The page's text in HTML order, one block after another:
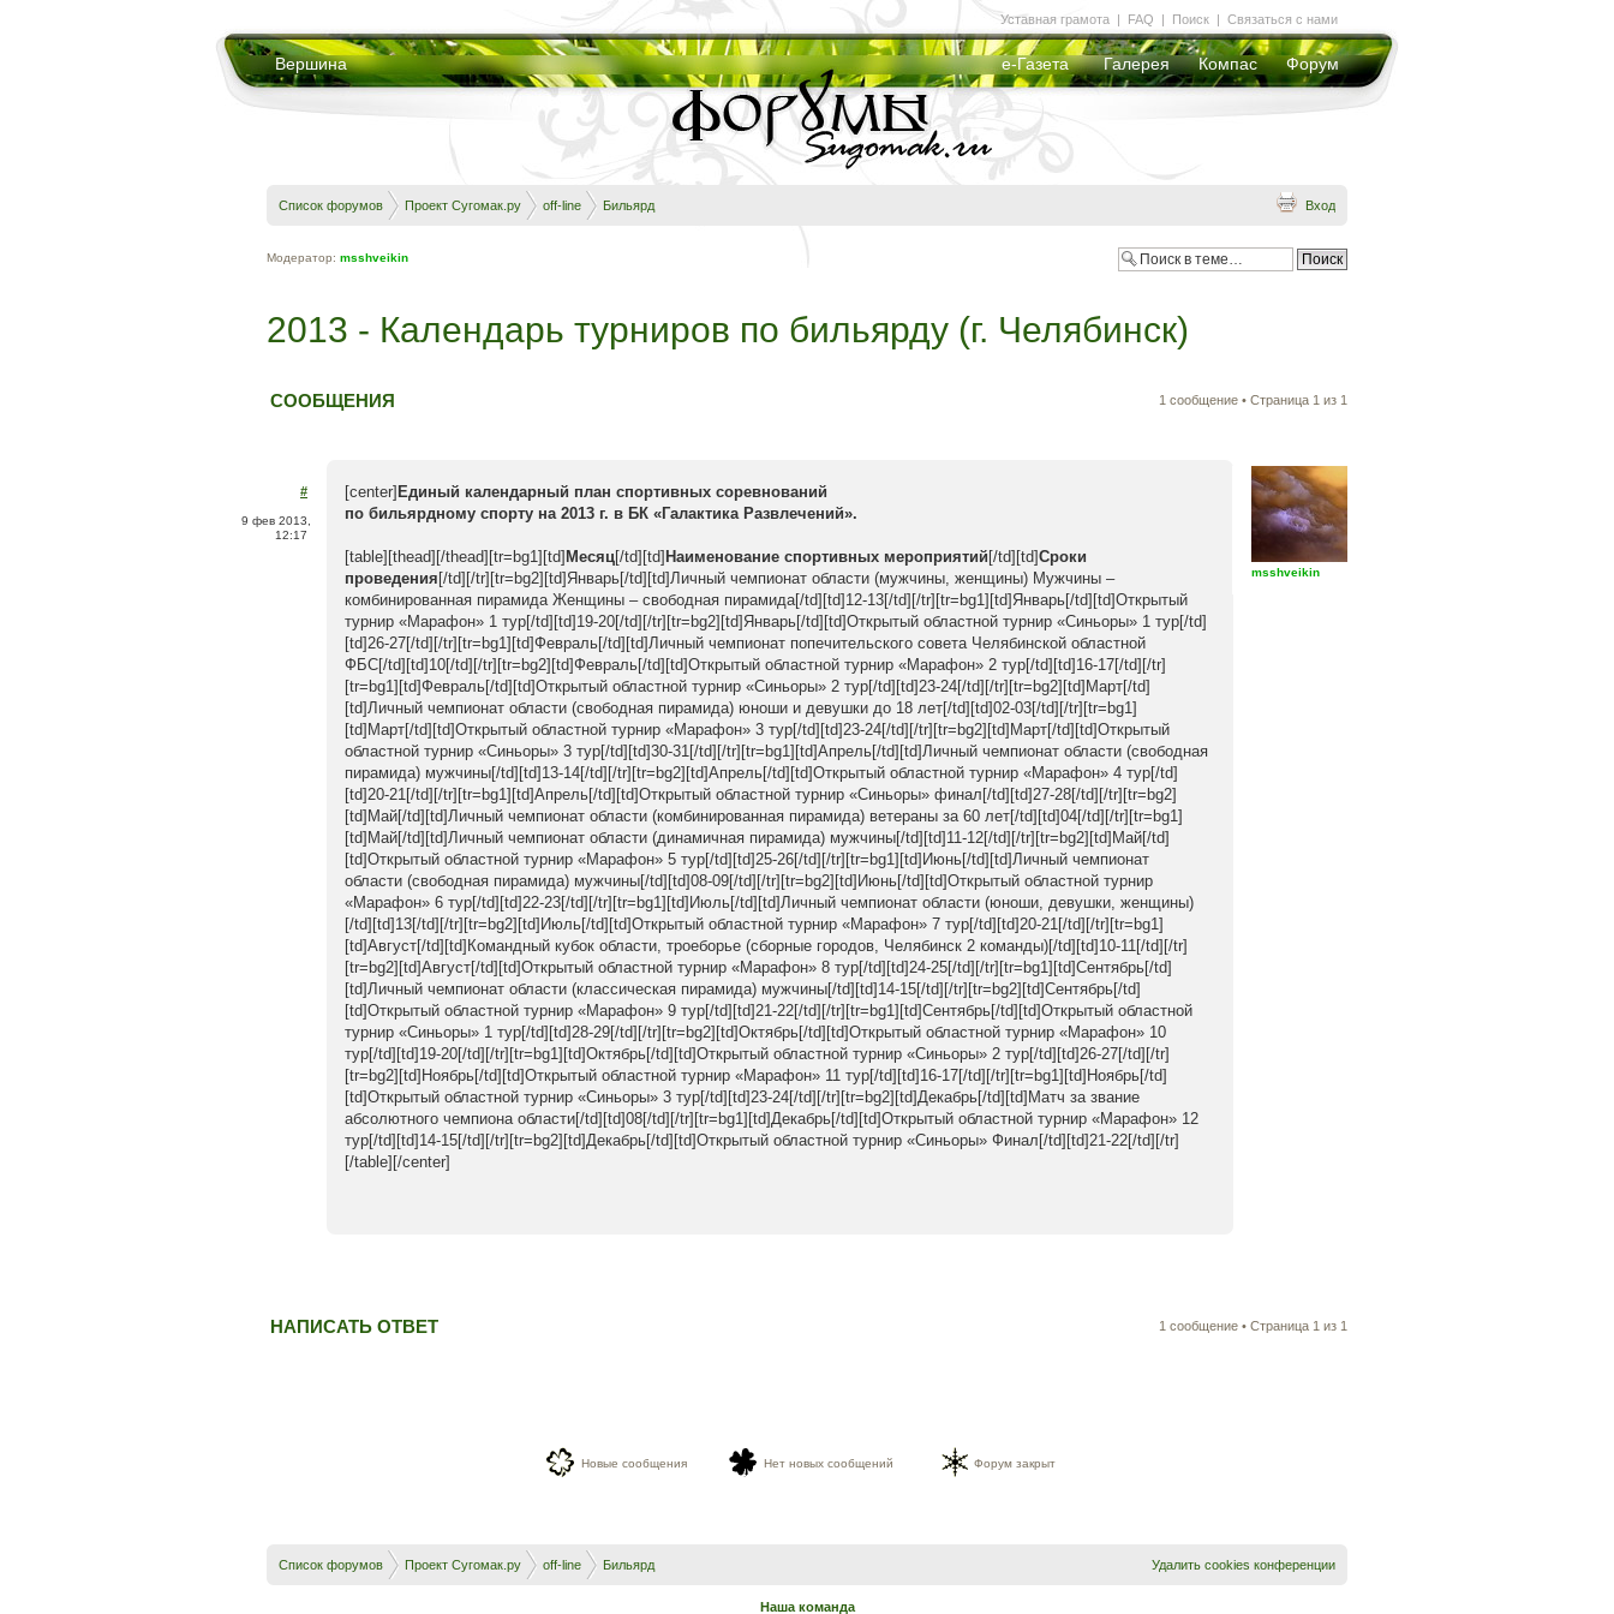
Вершина е-Газета Галерея Компас Форум
Уставная грамота | FAQ | Поиск | Связаться с нами
Список форумов Проект Сугомак.ру off-line Бильярд Вход
Модератор: msshveikin
2013 - Календарь турниров по бильярду (г. Челябинск)
СООБЩЕНИЯ 1 сообщение • Страница 1 из 1
#
9 фев 2013,
12:17
[center] Единый календарный план спортивных соревнований
по бильярдному спорту на 2013 г. в БК «Галактика Развлечений».
[table][thead][/thead][tr=bg1][td] Месяц[/td][td] Наименование спортивных мероприятий [/td][td]Сроки
проведения [/td][/tr][tr=bg2][td]Январь[/td][td]Личный чемпионат области (мужчины, женщины) Мужчины –
комбинированная пирамида Женщины – свободная пирамида[/td][td]12-13[/td][/tr][tr=bg1][td]Январь[/td][td]Открытый
турнир «Марафон» 1 тур[/td][td]19-20[/td][/tr][tr=bg2][td]Январь[/td][td]Открытый областной турнир «Синьоры» 1 тур[/td]
[td]26-27[/td][/tr][tr=bg1][td]Февраль[/td][td]Личный чемпионат попечительского совета Челябинской областной
ФБС[/td][td]10[/td][/tr][tr=bg2][td]Февраль[/td][td]Открытый областной турнир «Марафон» 2 тур[/td][td]16-17[/td][/tr]
[tr=bg1][td]Февраль[/td][td]Открытый областной турнир «Синьоры» 2 тур[/td][td]23-24[/td][/tr][tr=bg2][td]Март[/td]
[td]Личный чемпионат области (свободная пирамида) юноши и девушки до 18 лет[/td][td]02-03[/td][/tr][tr=bg1]
[td]Март[/td][td]Открытый областной турнир «Марафон» 3 тур[/td][td]23-24[/td][/tr][tr=bg2][td]Март[/td][td]Открытый
областной турнир «Синьоры» 3 тур[/td][td]30-31[/td][/tr][tr=bg1][td]Апрель[/td][td]Личный чемпионат области (свободная
пирамида) мужчины[/td][td]13-14[/td][/tr][tr=bg2][td]Апрель[/td][td]Открытый областной турнир «Марафон» 4 тур[/td]
[td]20-21[/td][/tr][tr=bg1][td]Апрель[/td][td]Открытый областной турнир «Синьоры» финал[/td][td]27-28[/td][/tr][tr=bg2]
[td]Май[/td][td]Личный чемпионат области (комбинированная пирамида) ветераны за 60 лет[/td][td]04[/td][/tr][tr=bg1]
[td]Май[/td][td]Личный чемпионат области (динамичная пирамида) мужчины[/td][td]11-12[/td][/tr][tr=bg2][td]Май[/td]
[td]Открытый областной турнир «Марафон» 5 тур[/td][td]25-26[/td][/tr][tr=bg1][td]Июнь[/td][td]Личный чемпионат
области (свободная пирамида) мужчины[/td][td]08-09[/td][/tr][tr=bg2][td]Июнь[/td][td]Открытый областной турнир
«Марафон» 6 тур[/td][td]22-23[/td][/tr][tr=bg1][td]Июль[/td][td]Личный чемпионат области (юноши, девушки, женщины)
[/td][td]13[/td][/tr][tr=bg2][td]Июль[/td][td]Открытый областной турнир «Марафон» 7 тур[/td][td]20-21[/td][/tr][tr=bg1]
[td]Август[/td][td]Командный кубок области, троеборье (сборные городов, Челябинск 2 команды)[/td][td]10-11[/td][/tr]
[tr=bg2][td]Август[/td][td]Открытый областной турнир «Марафон» 8 тур[/td][td]24-25[/td][/tr][tr=bg1][td]Сентябрь[/td]
[td]Личный чемпионат области (классическая пирамида) мужчины[/td][td]14-15[/td][/tr][tr=bg2][td]Сентябрь[/td]
[td]Открытый областной турнир «Марафон» 9 тур[/td][td]21-22[/td][/tr][tr=bg1][td]Сентябрь[/td][td]Открытый областной
турнир «Синьоры» 1 тур[/td][td]28-29[/td][/tr][tr=bg2][td]Октябрь[/td][td]Открытый областной турнир «Марафон» 10
тур[/td][td]19-20[/td][/tr][tr=bg1][td]Октябрь[/td][td]Открытый областной турнир «Синьоры» 2 тур[/td][td]26-27[/td][/tr]
[tr=bg2][td]Ноябрь[/td][td]Открытый областной турнир «Марафон» 11 тур[/td][td]16-17[/td][/tr][tr=bg1][td]Ноябрь[/td]
[td]Открытый областной турнир «Синьоры» 3 тур[/td][td]23-24[/td][/tr][tr=bg2][td]Декабрь[/td][td]Матч за звание
абсолютного чемпиона области[/td][td]08[/td][/tr][tr=bg1][td]Декабрь[/td][td]Открытый областной турнир «Марафон» 12
тур[/td][td]14-15[/td][/tr][tr=bg2][td]Декабрь[/td][td]Открытый областной турнир «Синьоры» Финал[/td][td]21-22[/td][/tr]
[/table][/center]
msshveikin
НАПИСАТЬ ОТВЕТ 1 сообщение • Страница 1 из 1
Новые сообщения Нет новых сообщений Форум закрыт
Список форумов Проект Сугомак.ру off-line Бильярд Удалить cookies конференции
Наша команда